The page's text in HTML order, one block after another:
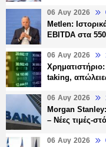
06 Αυγ 2026
Metlen:
EBITDA στα
06 Αυγ 2026
taking,
06 Αυγ 2026
Morgan
– Νέες τιμές-
06 Αυγ 2026